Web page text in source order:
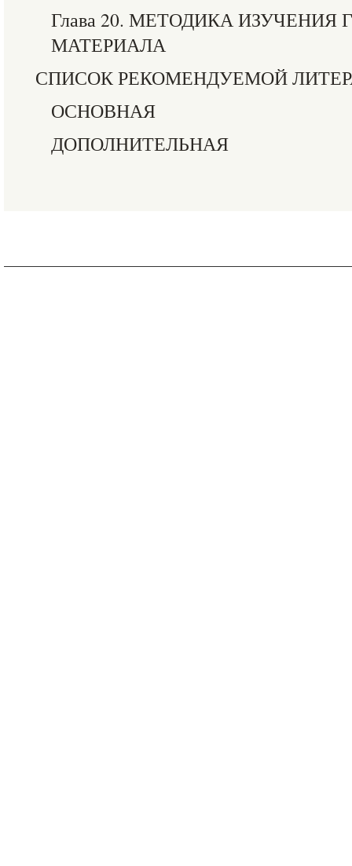
Глава 20. МЕТОДИКА
МАТЕРИАЛА
СПИСОК РЕКОМЕНДУЕМОЙ
ОСНОВНАЯ
ДОПОЛНИТЕЛЬНАЯ